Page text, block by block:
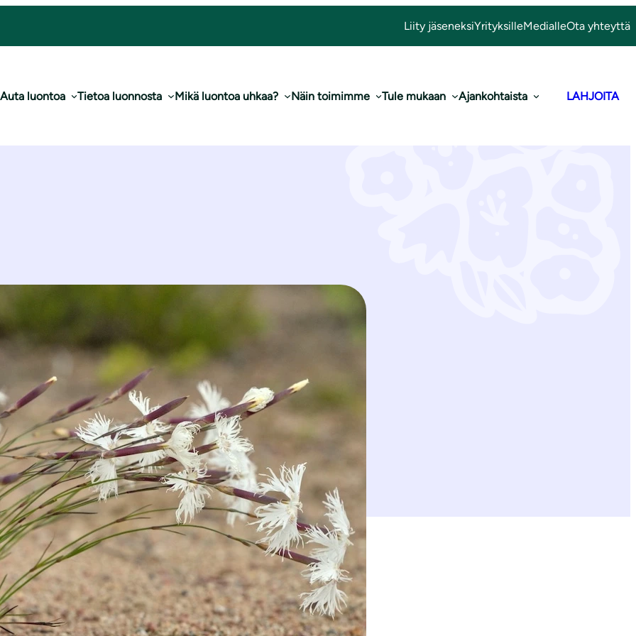
Liity jäseneksiYrityksilleMedialleOta yhteyttä
Auta luontoa Tietoa luonnosta Mikä luontoa uhkaa? Näin toimimme Tule mukaan Ajankohtaista LAHJOITA